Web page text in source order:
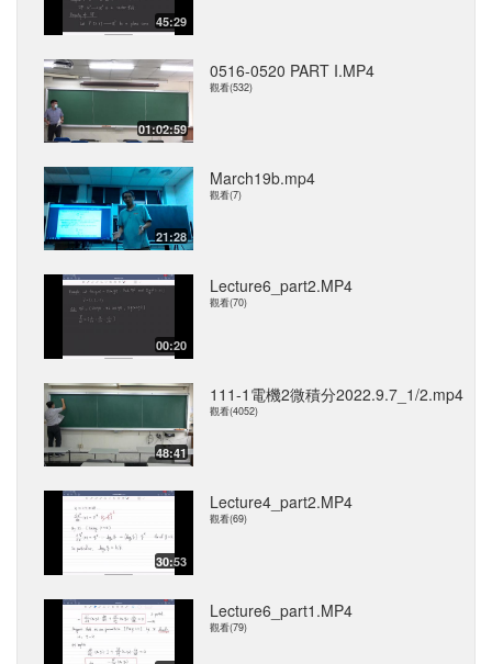
45:29
01:02:59
0516-0520 PART I.MP4
觀看(532)
21:28
March19b.mp4
觀看(7)
00:20
Lecture6_part2.MP4
觀看(70)
48:41
111-1電機2微積分2022.9.7_1/2.mp4
觀看(4052)
30:53
Lecture4_part2.MP4
觀看(69)
Lecture6_part1.MP4
觀看(79)